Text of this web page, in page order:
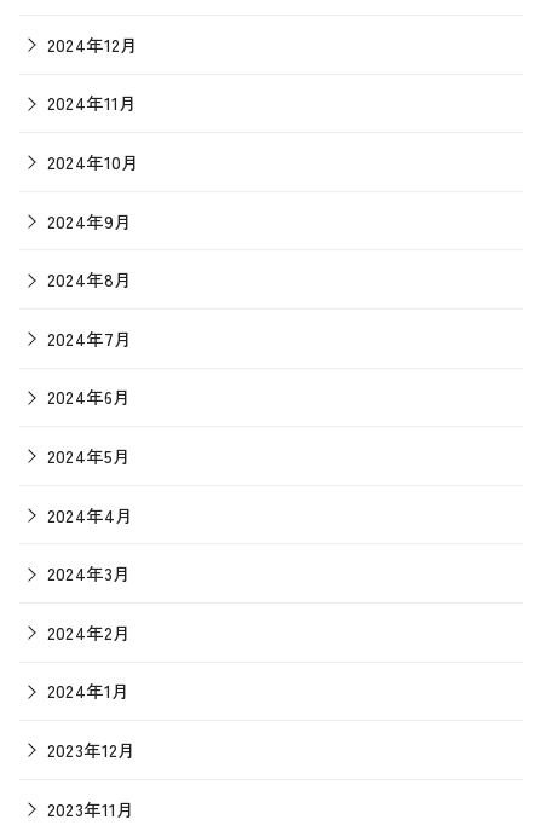
2024年12月
2024年11月
2024年10月
2024年9月
2024年8月
2024年7月
2024年6月
2024年5月
2024年4月
2024年3月
2024年2月
2024年1月
2023年12月
2023年11月